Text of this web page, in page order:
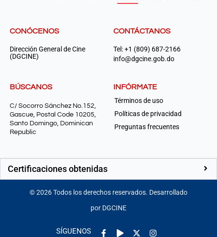
CONÓCENOS
Dirección General de Cine
(DGCINE)
CONTÁCTANOS
Tel: +1 (809) 687-2166
info@dgcine.gob.do
BÚSCANOS
C/ Socorro Sánchez No.152,
Gascue, Postal Code 10205,
Santo Domingo, Dominican
Republic
INFÓRMATE
Términos de uso
Políticas de privacidad
Preguntas frecuentes
Certificaciones obtenidas
©2026Todos los derechos reservados. Desarrollado
por DGCINE
SÍGUENOS
Facebook-
Play Instagram